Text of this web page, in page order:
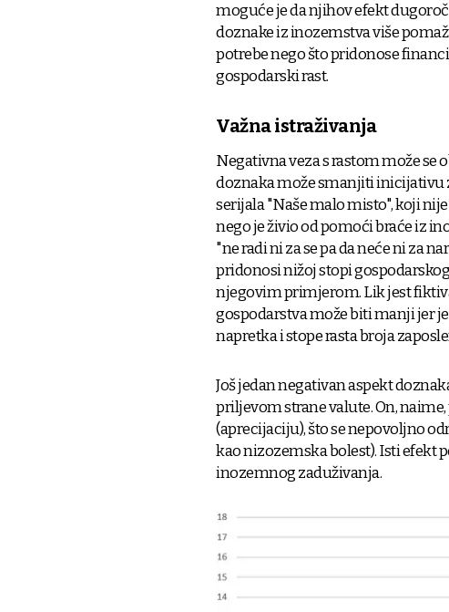
moguće je da njihov efekt
doznake iz inozemstva više
potrebe nego što pridonose
gospodarski rast.
Važna istraživanja
Negativna veza s rastom može se
doznaka može smanjiti inicijativu
serijala "Naše malo misto", koji
nego je živio od pomoći braće iz
"ne radi ni za se pa da neće ni za
pridonosi nižoj stopi
njegovim primjerom. Lik jest
gospodarstva može biti manji jer
napretka i stope rasta broja
Još jedan negativan aspekt
priljevom strane valute. On,
(aprecijaciju), što se nepovoljno
kao nizozemska bolest). Isti efekt
inozemnog zaduživanja.